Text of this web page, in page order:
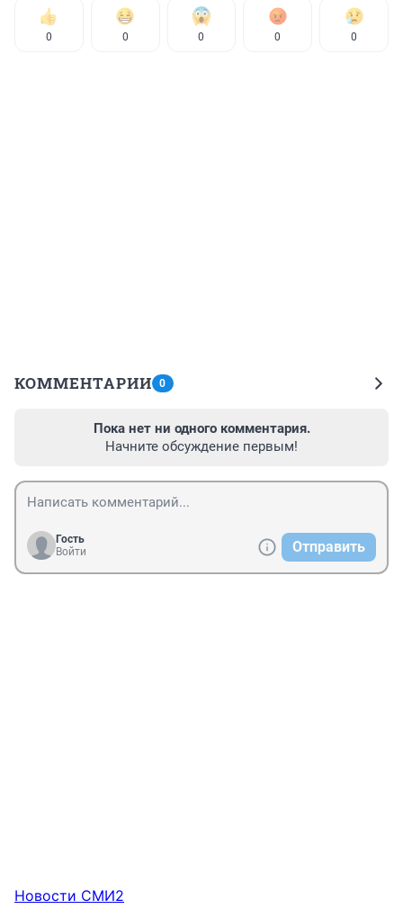
0 0 0 0 0
КОММЕНТАРИИ 0
Пока нет ни одного комментария.
Начните обсуждение первым!
Гость
Войти
Отправить
Новости СМИ2